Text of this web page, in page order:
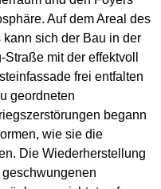
Auf dem Areal des
sich der Bau in der
mit der effektvoll
frei entfalten
geordneten
begann
wie sie die
Die Wiederherstellung